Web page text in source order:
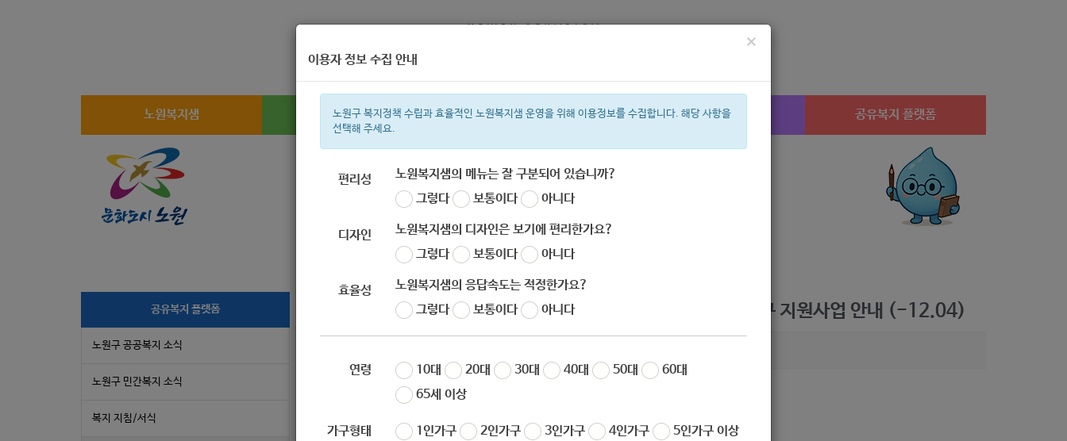
노원복지샘 복지정보 복지서비스 신청 복지시설찾기 공유복지 플랫폼
복지관 지원금 이용시설 성민복지관 휠체어 안부 집단
×
이용자 정보 수집 안내
노원구 복지정책 수립과 효율적인 노원복지샘 운영을 위해 이용정보를 수집합니다. 해당 사항을
선택해 주세요.
편리성
노원복지샘의 메뉴는 잘 구분되어 있습니까?
그렇다
보통이다 아니다
디자인
노원복지샘의 디자인은 보기에 편리한가요?
그렇다
보통이다 아니다
효율성
노원복지샘의 응답속도는 적정한가요?
그렇다
보통이다 아니다
연령 10대 20대 30대 40대 50대
60대
65세 이상
가구형태 1인가구 2인가구 3인가구 4인가구 5인가구 이상
공유복지 플랫폼
노원구 공공복지 소식
노원구 민간복지 소식
복지 지침/서식
[푸르메재단] 2020 볼보자동차코리아 장애어린이 보조기구 지원사업 안내 (-12.04)
* 출처 : https://purme.org/archives/business/41620